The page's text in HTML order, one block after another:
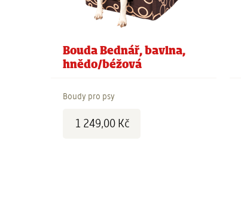
Bouda Bednář, bavlna,
hnědo/béžová
Boudy pro psy
1 249,00 Kč